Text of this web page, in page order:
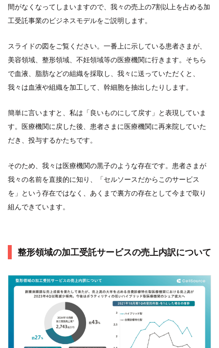
間がなくなってしまいますので、我々の売上の7割以上を占める加
工受託事業のビジネスモデルをご説明します。
スライドの図をご覧ください。一番上に示している患者さまが、
美容領域、整形領域、不妊領域等の医療機関に行きます。そちら
で血液、脂肪などの組織を採取し、我々に送っていただくと、
我々は血液や組織を加工して、幹細胞を抽出したりします。
簡単に言いますと、私は「良いものにして戻す」と表現していま
す。医療機関に戻した後、患者さまに医療機関に再来院していた
だき、投与するかたちです。
そのため、我々は医療機関の黒子のような存在です。患者さまが
我々の名前を直接的に知り、「セルソースだからこのサービス
を」という存在ではなく、あくまで裏方の存在として今まで取り
組んできています。
整形領域の加工受託サービスの売上内訳について